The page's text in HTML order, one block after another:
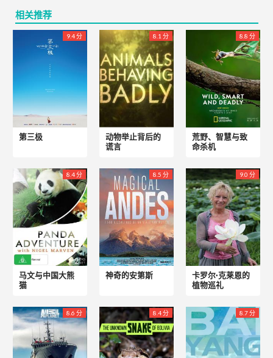
相关推荐
9.4 分
第三极
8.1 分
动物举止背后的
谎言
8.8 分
荒野、智慧与致
命杀机
8.4 分
马文与中国大熊
猫
8.5 分
神奇的安第斯
9.0 分
卡罗尔·克莱恩的
植物巡礼
8.6 分 8.4 分 8.7 分